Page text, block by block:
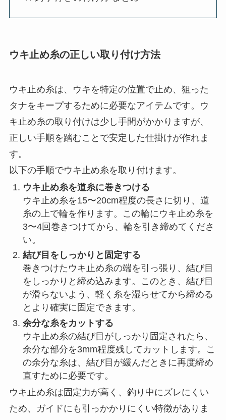
ウキ止め糸の正しい取り付け方法
ラインの選び方と注意点
初心者におすすめのウキ仕掛けセット
初心者でもできるウキ釣りのコツとテク
ニック
釣り 浮きの付け方 まとめ
ウキ止め糸の正しい取り付け方法
ウキ止め糸は、ウキを特定の位置で止め、狙った
タナをキープするために必要なアイテムです。ウ
キ止め糸の取り付けは少し手間がかかりますが、
正しい手順を踏むことで安定した仕掛けが作れま
す。
以下の手順でウキ止め糸を取り付けます。
ウキ止め糸を道糸に巻きつける
ウキ止め糸を15〜20cm程度の長さに切り、道
糸の上で輪を作ります。この輪にウキ止め糸を
3〜4回巻きつけてから、輪を引き締めてくださ
い。
結び目をしっかりと固定する
巻きつけたウキ止め糸の端を引っ張り、結び目
をしっかりと締め込みます。このとき、結び目